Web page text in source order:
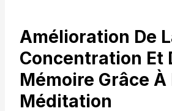
Amélioration De
Concentration Et
Mémoire Grâce À
Méditation